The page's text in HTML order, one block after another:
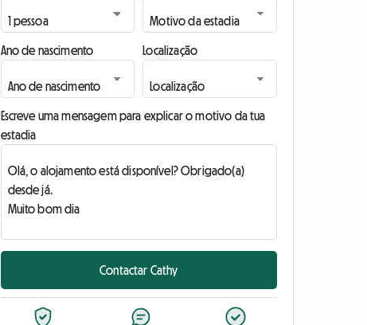
Ano de nascimento Localização
Escreve uma mensagem para explicar o motivo da tua
estadia
Contactar Cathy